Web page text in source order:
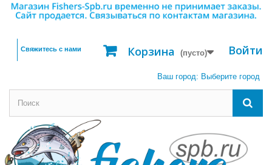
Войти
Корзина (пусто)
Свяжитесь с нами
Ваш город: Выберите город